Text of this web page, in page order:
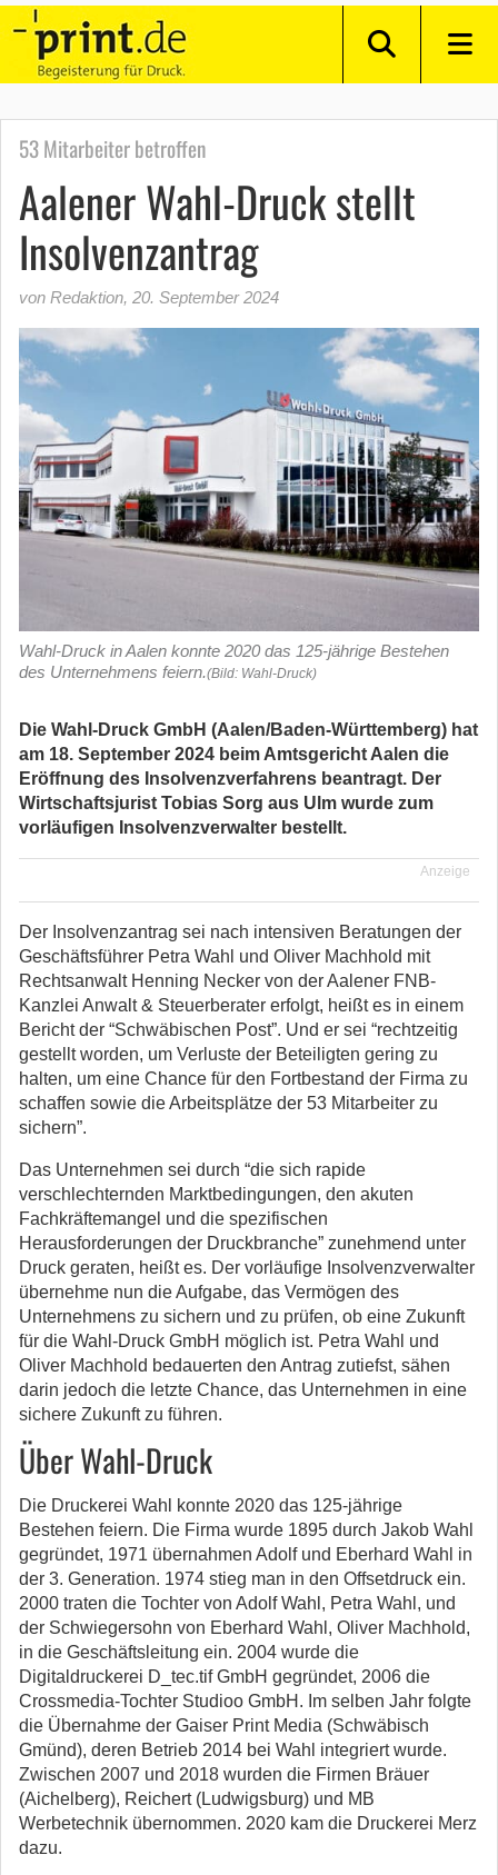
53 Mitarbeiter betroffen
Aalener Wahl-Druck stellt
Insolvenzantrag
von Redaktion, 20. September 2024
Wahl-Druck in Aalen konnte 2020 das 125-jährige Bestehen
des Unternehmens feiern.(Bild: Wahl-Druck)
Die Wahl-Druck GmbH (Aalen/Baden-Württemberg) hat
am 18. September 2024 beim Amtsgericht Aalen die
Eröffnung des Insolvenzverfahrens beantragt. Der
Wirtschaftsjurist Tobias Sorg aus Ulm wurde zum
vorläufigen Insolvenzverwalter bestellt.
Anzeige
Der Insolvenzantrag sei nach intensiven Beratungen der
Geschäftsführer Petra Wahl und Oliver Machhold mit
Rechtsanwalt Henning Necker von der Aalener FNB-
Kanzlei Anwalt & Steuerberater erfolgt, heißt es in einem
Bericht der “Schwäbischen Post”. Und er sei “rechtzeitig
gestellt worden, um Verluste der Beteiligten gering zu
halten, um eine Chance für den Fortbestand der Firma zu
schaffen sowie die Arbeitsplätze der 53 Mitarbeiter zu
sichern”.
Das Unternehmen sei durch “die sich rapide
verschlechternden Marktbedingungen, den akuten
Fachkräftemangel und die spezifischen
Herausforderungen der Druckbranche” zunehmend unter
Druck geraten, heißt es. Der vorläufige Insolvenzverwalter
übernehme nun die Aufgabe, das Vermögen des
Unternehmens zu sichern und zu prüfen, ob eine Zukunft
für die Wahl-Druck GmbH möglich ist. Petra Wahl und
Oliver Machhold bedauerten den Antrag zutiefst, sähen
darin jedoch die letzte Chance, das Unternehmen in eine
sichere Zukunft zu führen.
Über Wahl-Druck
Die Druckerei Wahl konnte 2020 das 125-jährige
Bestehen feiern. Die Firma wurde 1895 durch Jakob Wahl
gegründet, 1971 übernahmen Adolf und Eberhard Wahl in
der 3. Generation. 1974 stieg man in den Offsetdruck ein.
2000 traten die Tochter von Adolf Wahl, Petra Wahl, und
der Schwiegersohn von Eberhard Wahl, Oliver Machhold,
in die Geschäftsleitung ein. 2004 wurde die
Digitaldruckerei D_tec.tif GmbH gegründet, 2006 die
Crossmedia-Tochter Studioo GmbH. Im selben Jahr folgte
die Übernahme der Gaiser Print Media (Schwäbisch
Gmünd), deren Betrieb 2014 bei Wahl integriert wurde.
Zwischen 2007 und 2018 wurden die Firmen Bräuer
(Aichelberg), Reichert (Ludwigsburg) und MB
Werbetechnik übernommen. 2020 kam die Druckerei Merz
dazu.